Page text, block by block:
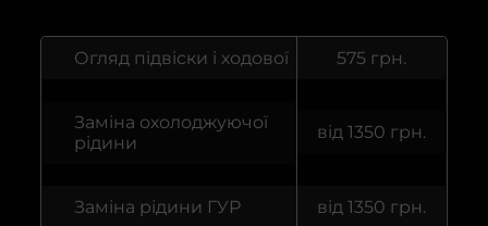
Огляд підвіски і ходової 575 грн.
Заміна охолоджуючої
рідини
від 1350 грн.
Заміна рідини ГУР від 1350 грн.